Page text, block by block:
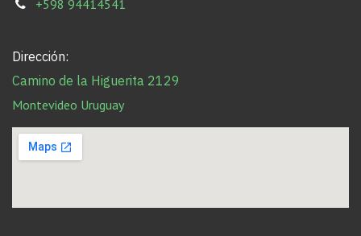
+598 94414541
Dirección:
Camino de la Higuerita 2129
Montevideo Uruguay